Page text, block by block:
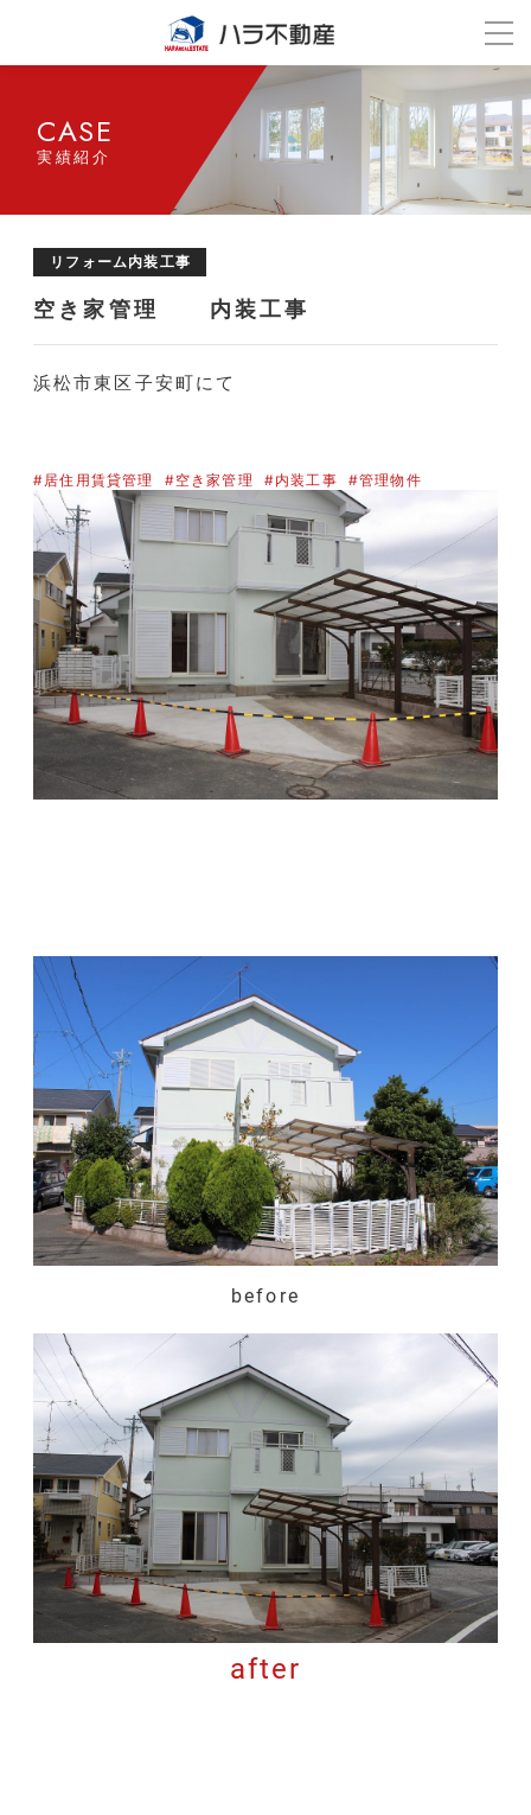
CASE
実績紹介
リフォーム内装工事
空き家管理 内装工事
浜松市東区子安町にて
#居住用賃貸管理 #空き家管理 #内装工事 #管理物件
before
after